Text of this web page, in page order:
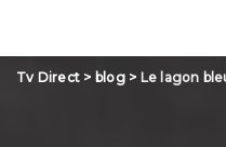
Tv Direct > blog> Le lagon bleu